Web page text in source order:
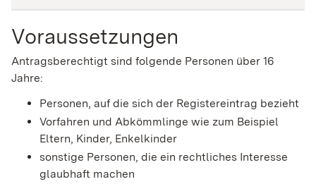
Voraussetzungen
Antragsberechtigt sind folgende Personen über 16
Jahre:
Personen, auf die sich der Registereintrag bezieht
Vorfahren und Abkömmlinge wie zum Beispiel
Eltern, Kinder, Enkelkinder
sonstige Personen, die ein rechtliches Interesse
glaubhaft machen